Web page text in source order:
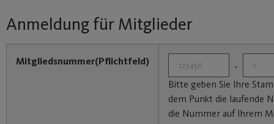
Anmeldung für Mitglieder
Mitgliedsnummer(Pflichtfeld)
.
Bitte geben Sie Ihre
dem Punkt die laufende
die Nummer auf Ihrem